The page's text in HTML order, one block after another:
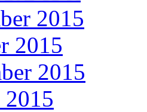
2015
2015
2015